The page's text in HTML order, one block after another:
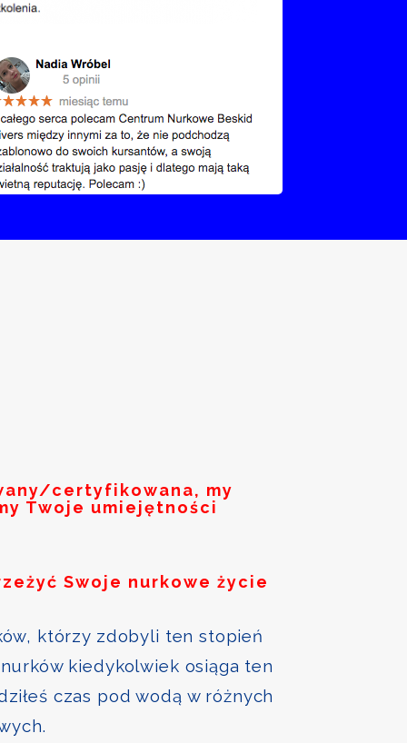
certyfikowana, my
Twoje umiejętności
Swoje nurkowe życie
którzy zdobyli ten stopień
kiedykolwiek osiąga ten
czas pod wodą w różnych